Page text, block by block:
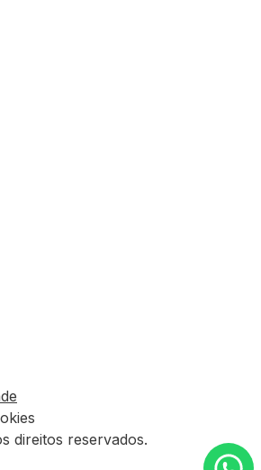
direitos reservados.